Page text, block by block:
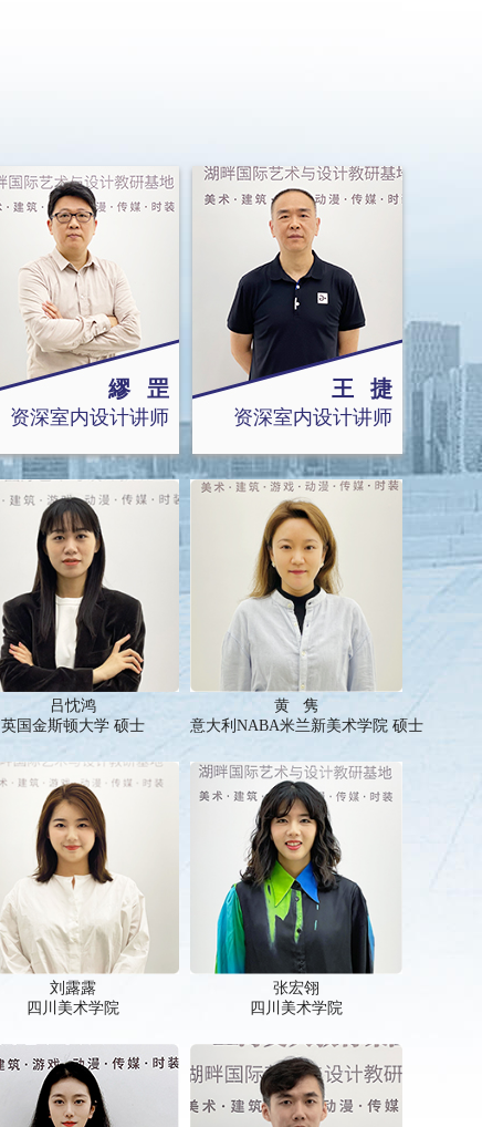
繆 罡
资深室内设计讲师
王 捷
资深室内设计讲师
吕忱鸿
英国金斯顿大学 硕士
黄 隽
意大利NABA米兰新美术学院 硕士
刘露露
四川美术学院
张宏翎
四川美术学院